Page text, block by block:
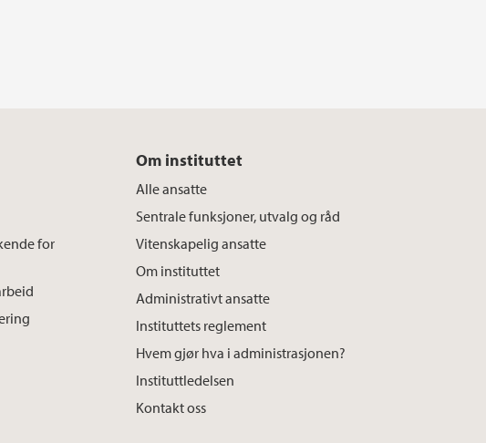
for
Om instituttet
Alle ansatte
Sentrale funksjoner, utvalg og råd
Vitenskapelig ansatte
Om instituttet
Administrativt ansatte
Instituttets reglement
Hvem gjør hva i administrasjonen?
Instituttledelsen
Kontakt oss